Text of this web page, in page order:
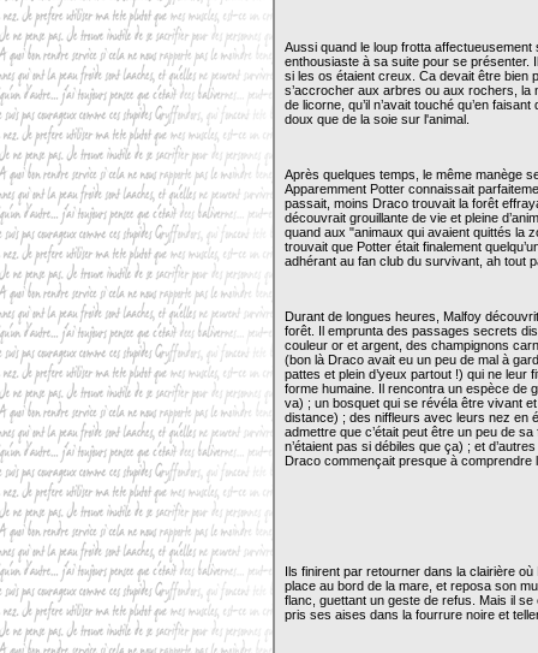
Aussi quand le loup frotta
enthousiaste à sa suite pour se présenter.
si les os étaient creux. Ca devait être bien
s’accrocher aux arbres ou aux rochers, la
de licorne, qu’il n’avait touché qu’en
doux que de la soie sur l'animal.
Après quelques temps, le même manège
Apparemment Potter connaissait
passait, moins Draco trouvait la forêt
découvrait grouillante de vie et pleine
quand aux "animaux qui avaient quittés la
trouvait que Potter était finalement
adhérant au fan club du survivant, ah tout
Durant de longues heures, Malfoy
forêt. Il emprunta des passages secrets
couleur or et argent, des champignons
(bon là Draco avait eu un peu de mal à
pattes et plein d’yeux partout !) qui ne leur
forme humaine. Il rencontra un espèce de
va) ; un bosquet qui se révéla être vivant
distance) ; des niffleurs avec leurs nez en
admettre que c’était peut être un peu de
n’étaient pas si débiles que ça) ; et
Draco commençait presque à comprendre
Ils finirent par retourner dans la clairière
place au bord de la mare, et reposa son
flanc, guettant un geste de refus. Mais il
pris ses aises dans la fourrure noire et